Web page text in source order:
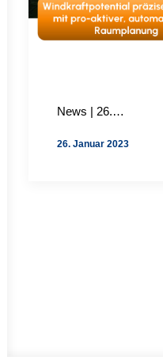
News | 26.…
26. Januar 2023